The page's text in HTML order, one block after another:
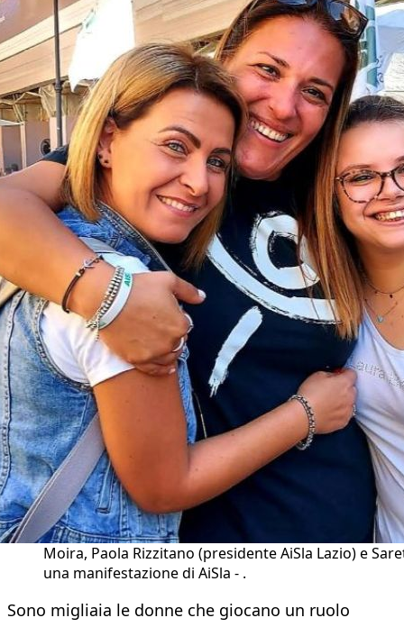
Moira, Paola Rizzitano (presidente AiSla Lazio) e
una manifestazione di AiSla - .
Sono migliaia le donne che giocano un ruolo